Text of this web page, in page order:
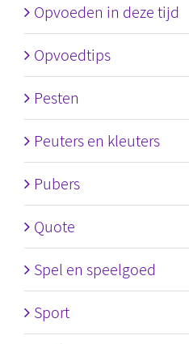
Opvoeden in deze tijd
Opvoedtips
Pesten
Peuters en kleuters
Pubers
Quote
Spel en speelgoed
Sport